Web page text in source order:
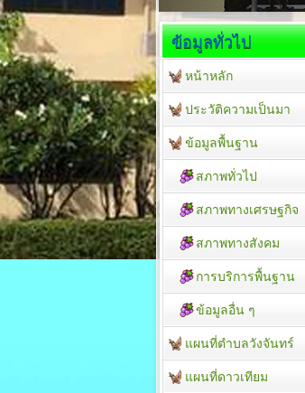
ข้อมูลทั่วไป
หน้าหลัก
ประวัติความเป็นมา
ข้อมูลพื้นฐาน
สภาพทั่วไป
สภาพทางเศรษฐกิจ
สภาพทางสังคม
การบริการพื้นฐาน
ข้อมูลอื่น ๆ
แผนที่ตำบลวังจันทร์
แผนที่ดาวเทียม